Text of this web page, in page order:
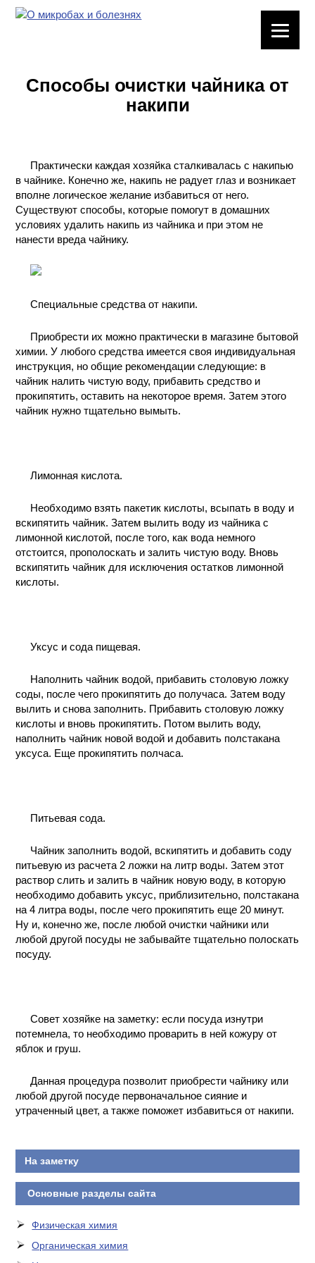
ХИМИЧЕСКАЯ
МЕТОДЫ
ПРАКТИЧЕСКОЙ
ХИМИИ
КОНТАКТЫ
Способы очистки чайника от
накипи
Практически каждая хозяйка сталкивалась с накипью
в чайнике. Конечно же, накипь не радует глаз и возникает
вполне логическое желание избавиться от него.
Существуют способы, которые помогут в домашних
условиях удалить накипь из чайника и при этом не
нанести вреда чайнику.
Специальные средства от накипи.
Приобрести их можно практически в магазине бытовой
химии. У любого средства имеется своя индивидуальная
инструкция, но общие рекомендации следующие: в
чайник налить чистую воду, прибавить средство и
прокипятить, оставить на некоторое время. Затем этого
чайник нужно тщательно вымыть.
Лимонная кислота.
Необходимо взять пакетик кислоты, всыпать в воду и
вскипятить чайник. Затем вылить воду из чайника с
лимонной кислотой, после того, как вода немного
отстоится, прополоскать и залить чистую воду. Вновь
вскипятить чайник для исключения остатков лимонной
кислоты.
Уксус и сода пищевая.
Наполнить чайник водой, прибавить столовую ложку
соды, после чего прокипятить до получаса. Затем воду
вылить и снова заполнить. Прибавить столовую ложку
кислоты и вновь прокипятить. Потом вылить воду,
наполнить чайник новой водой и добавить полстакана
уксуса. Еще прокипятить полчаса.
Питьевая сода.
Чайник заполнить водой, вскипятить и добавить соду
питьевую из расчета 2 ложки на литр воды. Затем этот
раствор слить и залить в чайник новую воду, в которую
необходимо добавить уксус, приблизительно, полстакана
на 4 литра воды, после чего прокипятить еще 20 минут.
Ну и, конечно же, после любой очистки чайники или
любой другой посуды не забывайте тщательно полоскать
посуду.
Совет хозяйке на заметку: если посуда изнутри
потемнела, то необходимо проварить в ней кожуру от
яблок и груш.
Данная процедура позволит приобрести чайнику или
любой другой посуде первоначальное сияние и
утраченный цвет, а также поможет избавиться от накипи.
На заметку
Основные разделы сайта
Физическая химия
Органическая химия